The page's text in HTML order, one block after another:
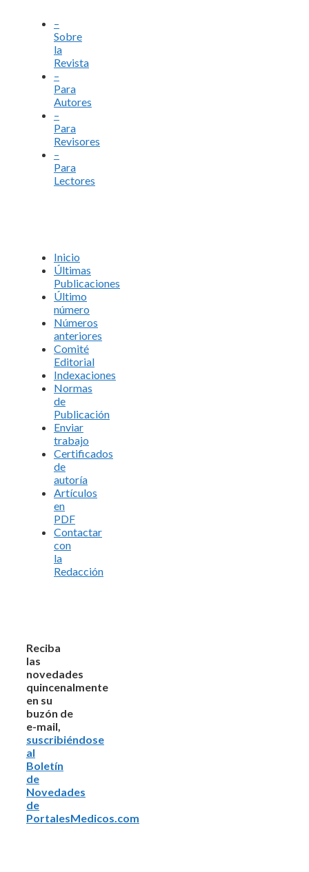
–
Sobre
la
Revista
–
Para
Autores
–
Para
Revisores
–
Para
Lectores
Inicio
Últimas
Publicaciones
Último
número
Números
anteriores
Comité
Editorial
Indexaciones
Normas
de
Publicación
Enviar
trabajo
Certificados
de
autoría
Artículos
en
PDF
Contactar
con
la
Redacción
Reciba
las
novedades
quincenalmente
en su
buzón de
e-mail,
suscribiéndose
al
Boletín
de
Novedades
de
PortalesMedicos.com